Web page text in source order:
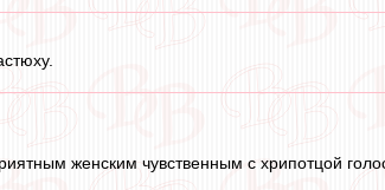
женским чувственным с хрипотцой